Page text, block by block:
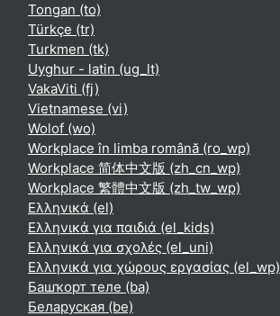
Tongan ‎(to)‎
Türkçe ‎(tr)‎
Turkmen ‎(tk)‎
Uyghur - latin ‎(ug_lt)‎
VakaViti ‎(fj)‎
Vietnamese ‎(vi)‎
Wolof ‎(wo)‎
Workplace în limba română ‎(ro_wp)‎
Workplace 简体中文版 ‎(zh_cn_wp)‎
Workplace 繁體中文版 ‎(zh_tw_wp)‎
Ελληνικά ‎(el)‎
Ελληνικά για παιδιά ‎(el_kids)‎
Ελληνικά για σχολές ‎(el_uni)‎
Ελληνικά για χώρους εργασίας ‎(el_wp)‎
Башҡорт теле ‎(ba)‎
Беларуская ‎(be)‎